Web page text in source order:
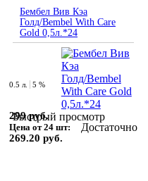
Бембел Вив Кэа
Голд/Bembel With Care
Gold 0,5л.*24
Быстрый просмотр
0.5 л. 5 %
299 руб.
Цена от 24 шт:
269.20 руб.
Достаточно